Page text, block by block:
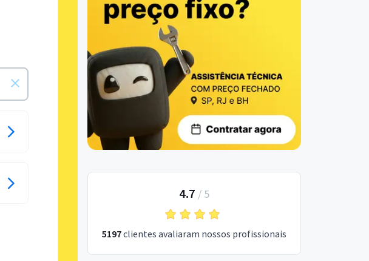
4.7 / 5
5197clientes avaliaram nossos profissionais